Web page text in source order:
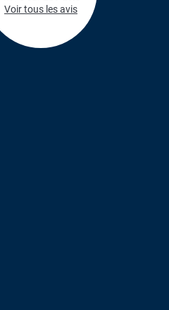
Voir tous les avis